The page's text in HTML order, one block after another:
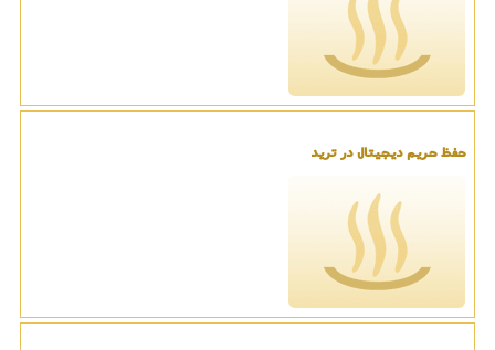
حفظ حریم دیجیتال در ترید